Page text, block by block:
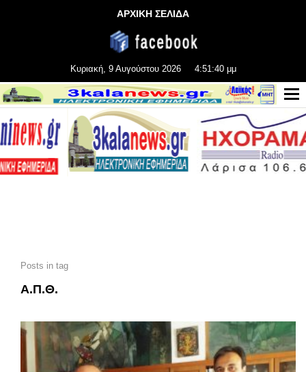
ΑΡΧΙΚΗ ΣΕΛΙΔΑ
Κυριακή, 9 Αυγούστου 2026 4:51:41 μμ
Posts in tag
Α.Π.Θ.